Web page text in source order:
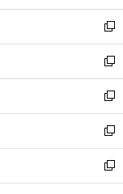
開
く
ウ
で
開
く
ン
ド
ウ
で
開
く
ウ
ィ
ン
ド
ウ
で
開
く
新
し
い
ウ
ィ
ン
ド
ウ
で
開
新
し
い
ウ
ィ
ン
ド
ウ
新
し
い
ウ
ィ
ン
新
し
い
ウ
新
し